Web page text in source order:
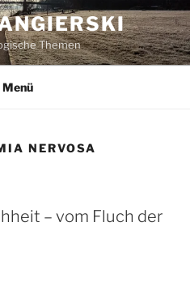
Themen
Menü
NERVOSA
– vom Fluch der